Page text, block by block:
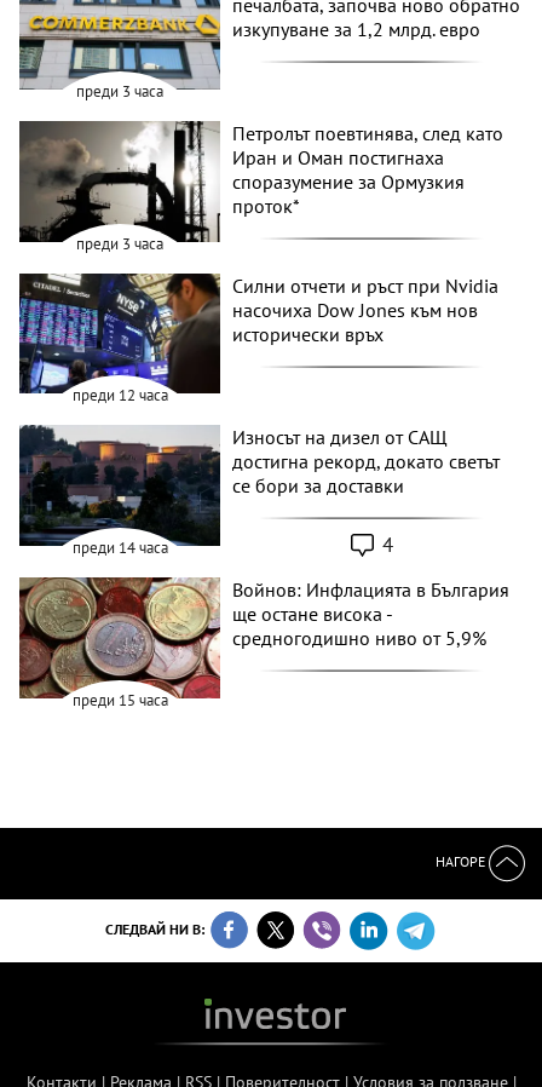
преди 3 часа
печалбата, започва ново обратно
изкупуване за 1,2 млрд. евро
преди 3 часа
Петролът поевтинява, след като
Иран и Оман постигнаха
споразумение за Ормузкия
проток*
преди 12 часа
Силни отчети и ръст при Nvidia
насочиха Dow Jones към нов
исторически връх
преди 14 часа
Износът на дизел от САЩ
достигна рекорд, докато светът
се бори за доставки
4
преди 15 часа
Войнов: Инфлацията в България
ще остане висока -
средногодишно ниво от 5,9%
НАГОРЕ
СЛЕДВАЙ НИ В:
Контакти | Реклама | RSS| Поверителност| Условия за ползване|